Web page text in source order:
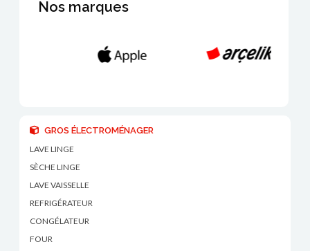
Nos marques
GROS ÉLECTROMÉNAGER
LAVE LINGE
SÈCHE LINGE
LAVE VAISSELLE
REFRIGÉRATEUR
CONGÉLATEUR
FOUR